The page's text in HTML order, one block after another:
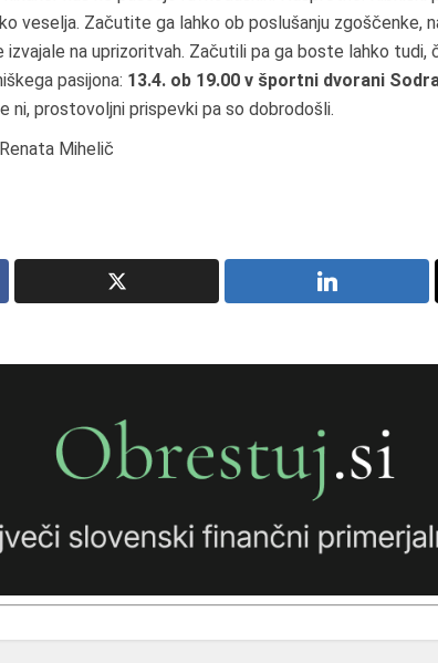
veselja. Začutite ga lahko ob poslušanju zgoščenke,
na uprizoritvah. Začutili pa ga boste lahko tudi,
pasijona: 13.4. ob 19.00 v športni dvorani
ni, prostovoljni prispevki pa so dobrodošli.
Mihelič